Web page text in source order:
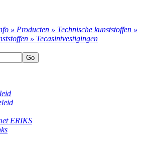
» Producten » Technische kunststoffen »
» Tecasintvestigingen
Go
ERIKS